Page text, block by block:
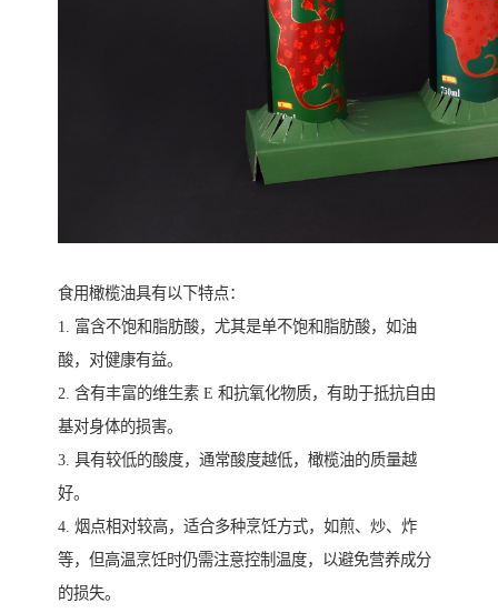
食用橄榄油具有以下特点：
1. 富含不饱和脂肪酸，尤其是单不饱和脂肪酸，如油
酸，对健康有益。
2. 含有丰富的维生素 E 和抗氧化物质，有助于抵抗自由
基对身体的损害。
3. 具有较低的酸度，通常酸度越低，橄榄油的质量越
好。
4. 烟点相对较高，适合多种烹饪方式，如煎、炒、炸
等，但高温烹饪时仍需注意控制温度，以避免营养成分
的损失。